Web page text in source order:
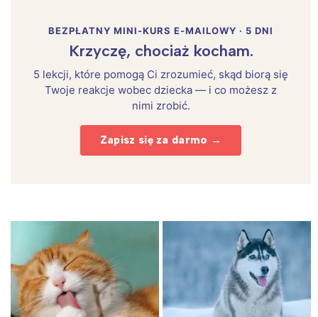
BEZPŁATNY MINI-KURS E-MAILOWY · 5 DNI
Krzyczę, chociaż kocham.
5 lekcji, które pomogą Ci zrozumieć, skąd biorą się
Twoje reakcje wobec dziecka — i co możesz z
nimi zrobić.
Zapisz się za darmo →